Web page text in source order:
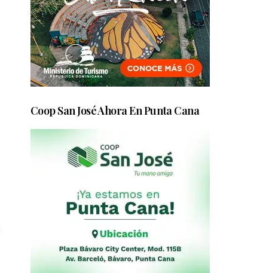
Coop San José Ahora En Punta Cana